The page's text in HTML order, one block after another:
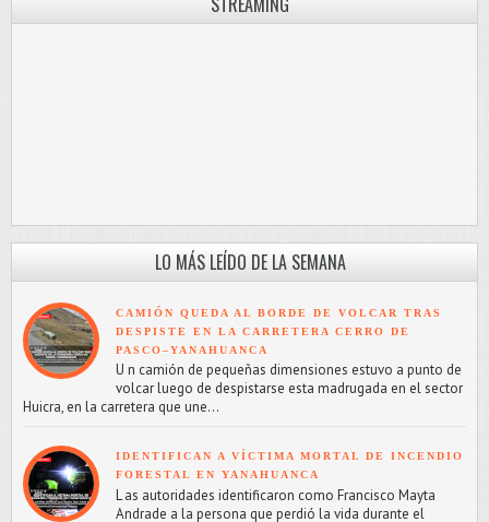
LO MÁS LEÍDO DE LA SEMANA
CAMIÓN QUEDA AL BORDE DE VOLCAR TRAS
DESPISTE EN LA CARRETERA CERRO DE
PASCO–YANAHUANCA
U n camión de pequeñas dimensiones estuvo a punto de
volcar luego de despistarse esta madrugada en el sector
Huicra, en la carretera que une...
IDENTIFICAN A VÍCTIMA MORTAL DE INCENDIO
FORESTAL EN YANAHUANCA
L as autoridades identificaron como Francisco Mayta
Andrade a la persona que perdió la vida durante el